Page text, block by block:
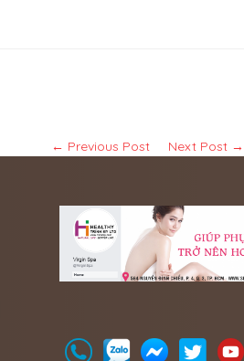
← Previous Post Next Post →